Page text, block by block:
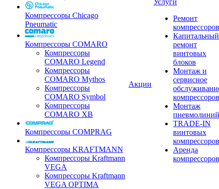
Компрессоры Chicago
Pneumatic
Компрессоры COMARO
Компрессоры
COMARO Legend
Компрессоры
COMARO Mythos
Компрессоры
COMARO Symbol
Компрессоры
COMARO XB
Компрессоры COMPRAG
Компрессоры KRAFTMANN
Компрессоры Kraftmann
VEGA
Компрессоры Kraftmann
VEGA OPTIMA
Акции
Услуги
Ремонт
компрессоров
Капитальный
ремонт
винтовых
блоков
Монтаж и
сервисное
компрессоров
Монтаж
пневмолиний
TRADE-IN
винтовых
компрессоров
Аренда
компрессоров